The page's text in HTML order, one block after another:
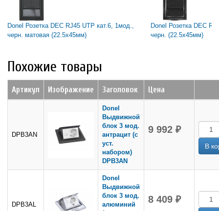
Donel Розетка DEC RJ45 UTP кат.6, 1мод.,
черн. матовая (22.5х45мм)
Donel Розетка DEC
черн. (22.5х45мм)
Похожие товары
Артикул Изображение Заголовок Цена
DPB3AN
Donel
Выдвижной
блок 3 мод.
антрацит (с
уст.
набором)
DPB3AN
9 992 ₽
DPB3AL
Donel
Выдвижной
блок 3 мод.
алюминий
8 409 ₽